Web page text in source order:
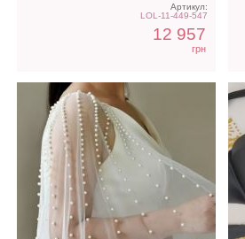
Артикул:
LOL-11-449-547
12 957
грн